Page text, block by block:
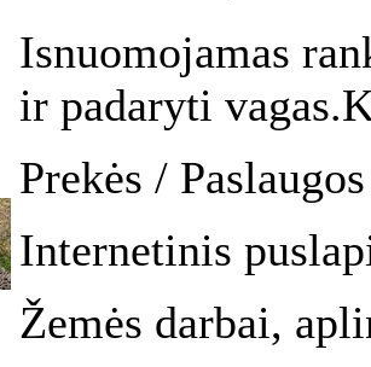
Isnuomojamas
ir padaryti
Prekės /
Internetinis
Žemės darbai,